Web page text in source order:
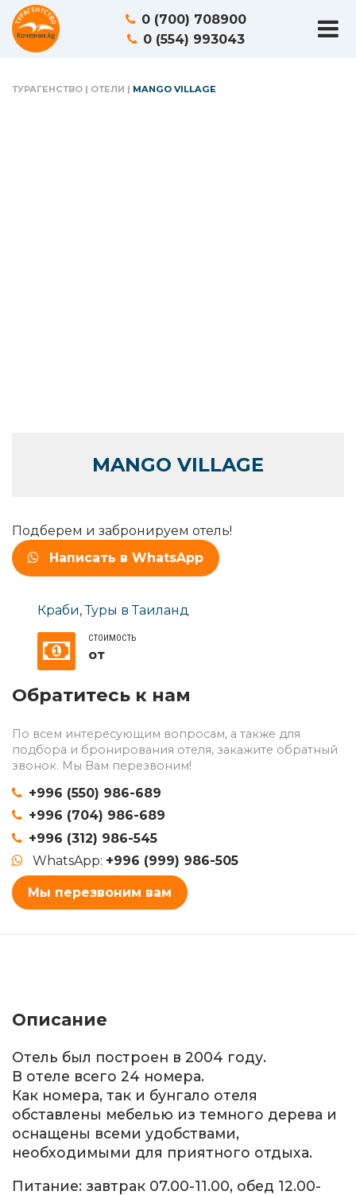
0 (700) 708900
0 (554) 993043
ТУРАГЕНСТВО | ОТЕЛИ | MANGO VILLAGE
MANGO VILLAGE
Подберем и забронируем отель!
Написать в WhatsApp
Краби,Туры в Таиланд
СТОИМОСТЬ
от
Обратитесь к нам
По всем интересующим вопросам, а также для
подбора и бронирования отеля, закажите обратный
звонок. Мы Вам перезвоним!
+996 (550) 986-689
+996 (704) 986-689
+996 (312) 986-545
WhatsApp: +996 (999) 986-505
Мы перезвоним вам
Описание
Отель был построен в 2004 году.
В отеле всего 24 номера.
Как номера, так и бунгало отеля
обставлены мебелью из темного дерева и
оснащены всеми удобствами,
необходимыми для приятного отдыха.
Питание: завтрак 07.00-11.00, обед 12.00-